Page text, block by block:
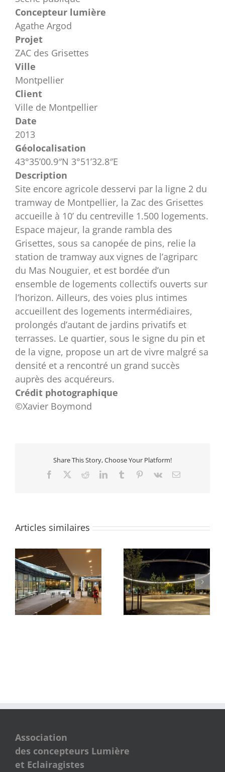
Concepteur lumière
Agathe Argod
Projet
ZAC des Grisettes
Ville
Montpellier
Client
Ville de Montpellier
Date
2013
Géolocalisation
43°35’00.9″N 3°51’32.8″E
Description
Site encore agricole desservi par la ligne 2 du
tramway de Montpellier, la Zac des Grisettes
accueille à 10’ du centreville 1.500 logements.
Espace majeur, la grande rambla des
Grisettes, sous sa canopée de pins, relie la
station de tramway aux vignes de l’agriparc
du Mas Nouguier, et est bordée d’un
ensemble de logements collectifs ouverts sur
l’horizon. Ailleurs, des voies plus intimes
accueillent des logements intermédiaires,
prolongés d’autant de jardins privatifs et
terrasses. Le quartier, sous le signe du pin et
de la vigne, propose un art de vivre malgré sa
densité et a rencontré un grand succès
auprès des acquéreurs.
Crédit photographique
©Xavier Boymond
Share This Story, Choose Your Platform!
Facebook RedditLinkedInTumblr Pinterest
Vk Email
Articles similaires
Quartier des Groues
Parvis du Pont Neuf et
de La Samaritaine
Association
des concepteurs Lumière
et Eclairagistes